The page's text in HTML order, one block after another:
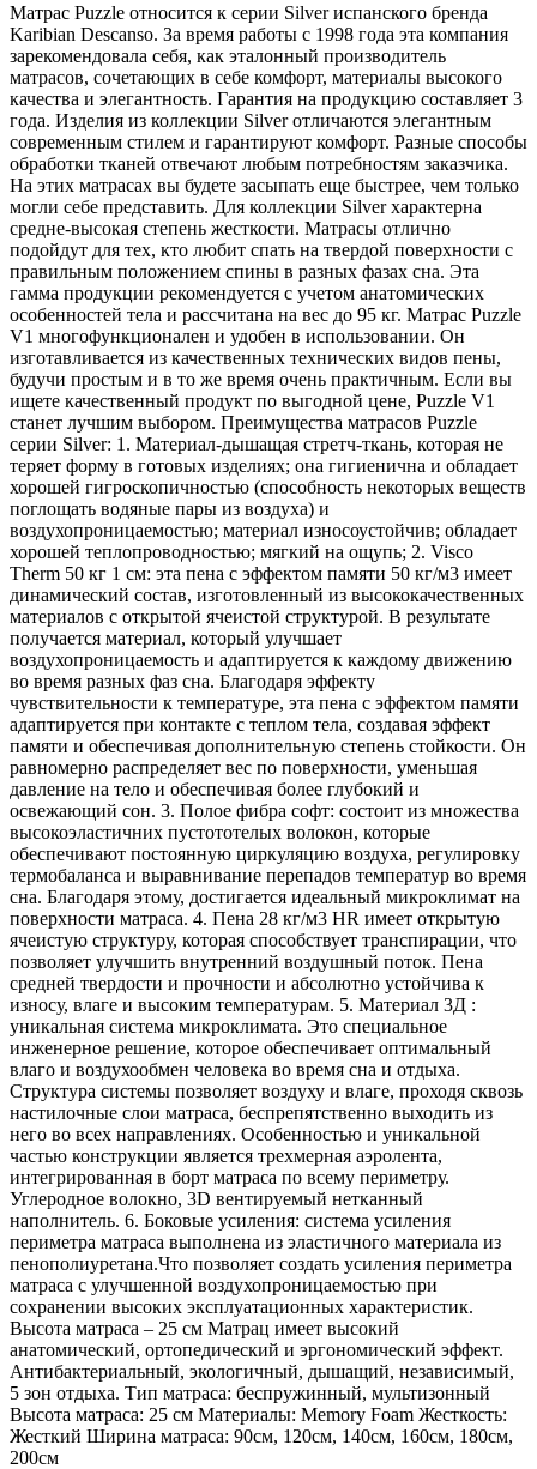
Матрас Puzzle относится к серии Silver испанского бренда
Karibian Descanso. За время работы с 1998 года эта компания
зарекомендовала себя, как эталонный производитель
матрасов, сочетающих в себе комфорт, материалы высокого
качества и элегантность. Гарантия на продукцию составляет 3
года. Изделия из коллекции Silver отличаются элегантным
современным стилем и гарантируют комфорт. Разные способы
обработки тканей отвечают любым потребностям заказчика.
На этих матрасах вы будете засыпать еще быстрее, чем только
могли себе представить. Для коллекции Silver характерна
средне-высокая степень жесткости. Матрасы отлично
подойдут для тех, кто любит спать на твердой поверхности с
правильным положением спины в разных фазах сна. Эта
гамма продукции рекомендуется с учетом анатомических
особенностей тела и рассчитана на вес до 95 кг. Матрас Puzzle
V1 многофункционален и удобен в использовании. Он
изготавливается из качественных технических видов пены,
будучи простым и в то же время очень практичным. Если вы
ищете качественный продукт по выгодной цене, Puzzle V1
станет лучшим выбором. Преимущества матрасов Puzzle
серии Silver: 1. Материал-дышащая стретч-ткань, которая не
теряет форму в готовых изделиях; она гигиенична и обладает
хорошей гигроскопичностью (способность некоторых веществ
поглощать водяные пары из воздуха) и
воздухопроницаемостью; материал износоустойчив; обладает
хорошей теплопроводностью; мягкий на ощупь; 2. Visco
Therm 50 кг 1 см: эта пена с эффектом памяти 50 кг/м3 имеет
динамический состав, изготовленный из высококачественных
материалов с открытой ячеистой структурой. В результате
получается материал, который улучшает
воздухопроницаемость и адаптируется к каждому движению
во время разных фаз сна. Благодаря эффекту
чувствительности к температуре, эта пена с эффектом памяти
адаптируется при контакте с теплом тела, создавая эффект
памяти и обеспечивая дополнительную степень стойкости. Он
равномерно распределяет вес по поверхности, уменьшая
давление на тело и обеспечивая более глубокий и
освежающий сон. 3. Полое фибра софт: состоит из множества
высокоэластичних пустототелых волокон, которые
обеспечивают постоянную циркуляцию воздуха, регулировку
термобаланса и выравнивание перепадов температур во время
сна. Благодаря этому, достигается идеальный микроклимат на
поверхности матраса. 4. Пена 28 кг/м3 HR имеет открытую
ячеистую структуру, которая способствует транспирации, что
позволяет улучшить внутренний воздушный поток. Пена
средней твердости и прочности и абсолютно устойчива к
износу, влаге и высоким температурам. 5. Материал 3Д :
уникальная система микроклимата. Это специальное
инженерное решение, которое обеспечивает оптимальный
влаго и воздухообмен человека во время сна и отдыха.
Структура системы позволяет воздуху и влаге, проходя сквозь
настилочные слои матраса, беспрепятственно выходить из
него во всех направлениях. Особенностью и уникальной
частью конструкции является трехмерная аэролента,
интегрированная в борт матраса по всему периметру.
Углеродное волокно, 3D вентируемый нетканный
наполнитель. 6. Боковые усиления: система усиления
периметра матраса выполнена из эластичного материала из
пенополиуретана.Что позволяет создать усиления периметра
матраса с улучшенной воздухопроницаемостью при
сохранении высоких эксплуатационных характеристик.
Высота матраcа – 25 см Матрац имеет высокий
анатомичеcкий, ортопедический и эргономический эффект.
Антибактериальный, экологичный, дышащий, независимый,
5 зон отдыха. Тип матраса: беспружинный, мультизонный
Высота матраса: 25 см Материалы: Memory Foam Жесткость:
Жесткий Ширина матраса: 90см, 120см, 140см, 160см, 180см,
200см